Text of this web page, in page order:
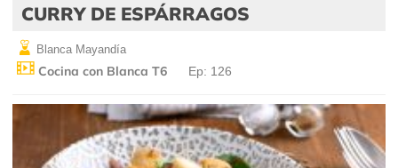
CURRY DE ESPÁRRAGOS
Blanca Mayandía
Cocina con Blanca T6 Ep: 126